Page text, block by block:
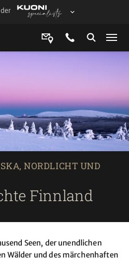
NORDLICHT UND
Finnland
Seen, der unendlichen
Wälder und des märchenhaften